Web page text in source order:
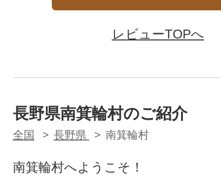
レビューTOPへ
長野県南箕輪村のご紹介
全国 長野県 南箕輪村
南箕輪村へようこそ！